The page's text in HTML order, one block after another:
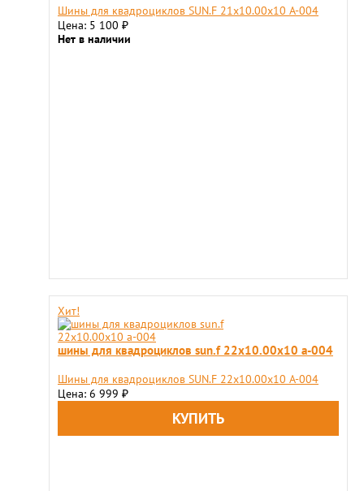
Шины для квадроциклов SUN.F 21х10.00х10 A-004
Цена: 5 100 ₽
Нет в наличии
Хит!
шины для квадроциклов sun.f 22х10.00х10 a-004
Шины для квадроциклов SUN.F 22х10.00х10 A-004
Цена: 6 999 ₽